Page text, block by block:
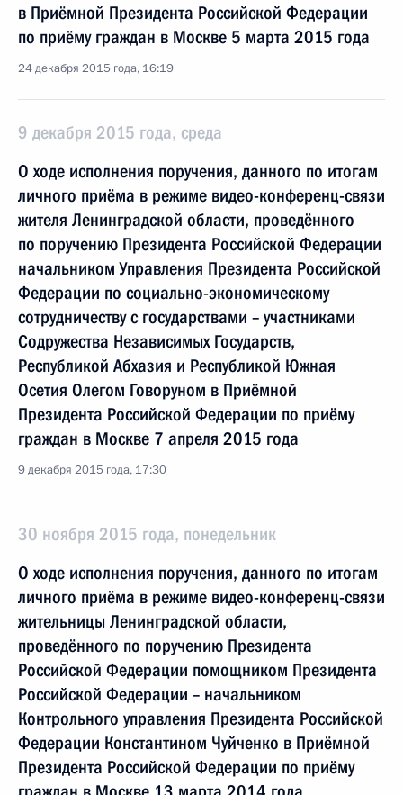
в Приёмной Президента Российской Федерации
по приёму граждан в Москве 5 марта 2015 года
24 декабря 2015 года, 16:19
9 декабря 2015 года, среда
О ходе исполнения поручения, данного по итогам
личного приёма в режиме видео-конференц-связи
жителя Ленинградской области, проведённого
по поручению Президента Российской Федерации
начальником Управления Президента Российской
Федерации по социально-экономическому
сотрудничеству с государствами – участниками
Содружества Независимых Государств,
Республикой Абхазия и Республикой Южная
Осетия Олегом Говоруном в Приёмной
Президента Российской Федерации по приёму
граждан в Москве 7 апреля 2015 года
9 декабря 2015 года, 17:30
30 ноября 2015 года, понедельник
О ходе исполнения поручения, данного по итогам
личного приёма в режиме видео-конференц-связи
жительницы Ленинградской области,
проведённого по поручению Президента
Российской Федерации помощником Президента
Российской Федерации – начальником
Контрольного управления Президента Российской
Федерации Константином Чуйченко в Приёмной
Президента Российской Федерации по приёму